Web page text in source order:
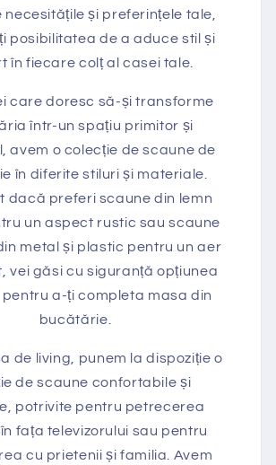
necesitățile și preferințele tale,
posibilitatea de a aduce stil și
în fiecare colț al casei tale.
care doresc să-și transforme
într-un spațiu primitor și
avem o colecție de scaune de
în diferite stiluri și materiale.
dacă preferi scaune din lemn
un aspect rustic sau scaune
metal și plastic pentru un aer
vei găsi cu siguranță opțiunea
a-ți completa masa din
bucătărie.
de living, punem la dispoziție o
de scaune confortabile și
potrivite pentru petrecerea
fața televizorului sau pentru
cu prietenii și familia. Avem